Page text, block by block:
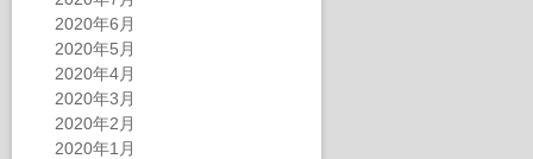
2020年6月
2020年5月
2020年4月
2020年3月
2020年2月
2020年1月